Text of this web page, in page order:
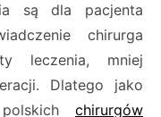
są dla pacjenta
chirurga
leczenia, mniej
Dlatego jako
chirurgów